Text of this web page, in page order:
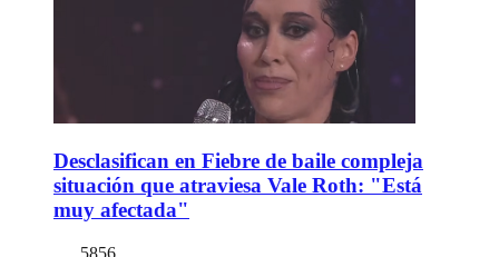
Desclasifican en Fiebre de baile compleja
situación que atraviesa Vale Roth: "Está
muy afectada"
5856